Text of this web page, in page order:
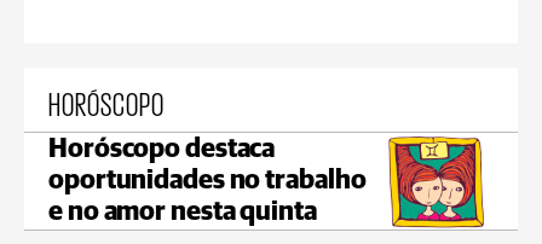
HORÓSCOPO
Horóscopo destaca
oportunidades no trabalho
e no amor nesta quinta